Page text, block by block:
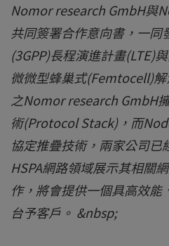
Nomor research GmbH與
共同簽署合作意向書，一同
(3GPP)長程演進計畫(LTE)
微微型蜂巢式(Femtocell)
之Nomor research GmbH
術(Protocol Stack)，而
協定推疊技術，兩家公司已
HSPA網路領域展示其相關
作，將會提供一個具高效
台予客戶。 &nbsp;